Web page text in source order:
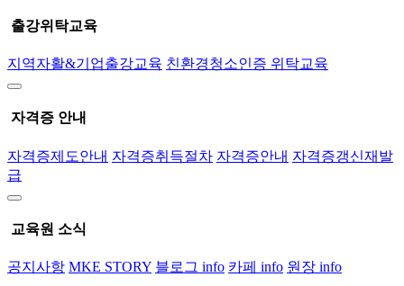
출강위탁교육
지역자활&기업출강교육 친환경청소인증 위탁교육
자격증 안내
자격증제도안내 자격증취득절차 자격증안내 자격증갱신재발
급
교육원 소식
공지사항 MKE STORY 블로그 info 카페 info 원장 info